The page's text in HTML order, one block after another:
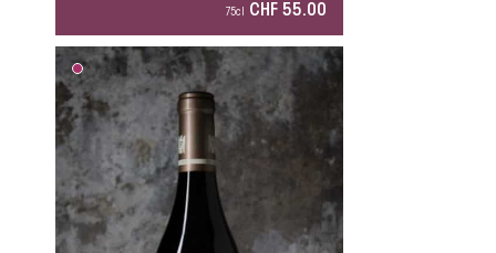
75cl CHF 55.00